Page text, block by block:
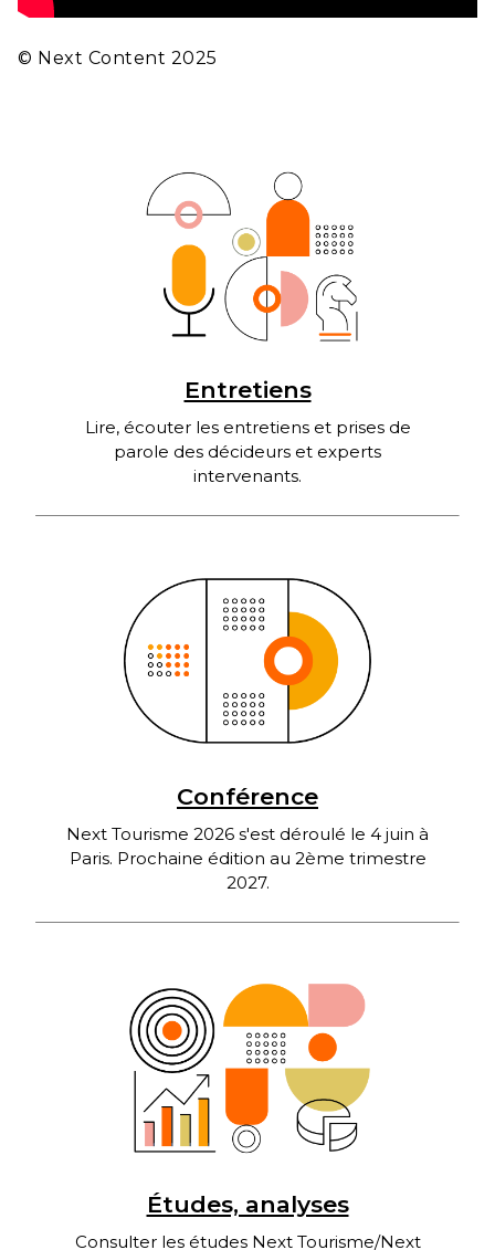
© Next Content 2025
Entretiens
Lire, écouter les entretiens et prises de
parole des décideurs et experts
intervenants.
Conférence
Next Tourisme 2026 s'est déroulé le 4 juin à
Paris. Prochaine édition au 2ème trimestre
2027.
Études, analyses
Consulter les études Next Tourisme/Next